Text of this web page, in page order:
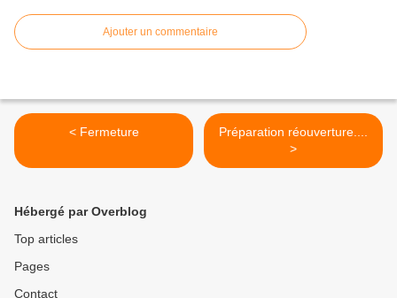
Ajouter un commentaire
< Fermeture
Préparation réouverture....
>
Hébergé par Overblog
Top articles
Pages
Contact